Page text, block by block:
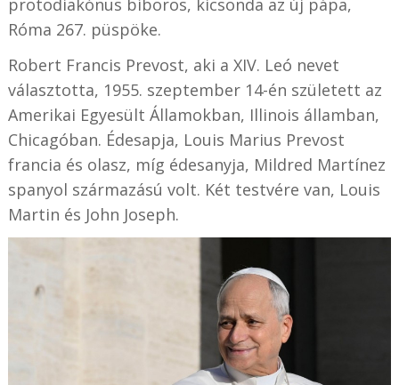
Róma 267. püspöke.
Robert Francis Prevost, aki a XIV. Leó nevet
választotta, 1955. szeptember 14-én született az
Amerikai Egyesült Államokban, Illinois államban,
Chicagóban. Édesapja, Louis Marius Prevost
francia és olasz, míg édesanyja, Mildred Martínez
spanyol származású volt. Két testvére van, Louis
Martin és John Joseph.